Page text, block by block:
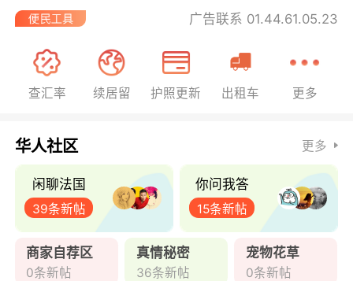
广告联系 01.44.61.05.23
查汇率 续居留 护照更新 出租车 更多
华人社区 更多
闲聊法国
39条新帖
你问我答
15条新帖
商家自荐区
0条新帖
真情秘密
36条新帖
宠物花草
0条新帖